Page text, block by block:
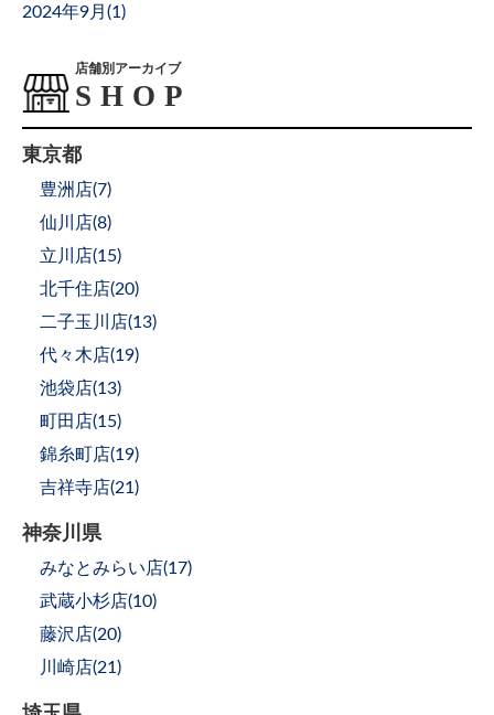
2024年9月(1)
店舗別アーカイブ
東京都
豊洲店(7)
仙川店(8)
立川店(15)
北千住店(20)
二子玉川店(13)
代々木店(19)
池袋店(13)
町田店(15)
錦糸町店(19)
吉祥寺店(21)
神奈川県
みなとみらい店(17)
武蔵小杉店(10)
藤沢店(20)
川崎店(21)